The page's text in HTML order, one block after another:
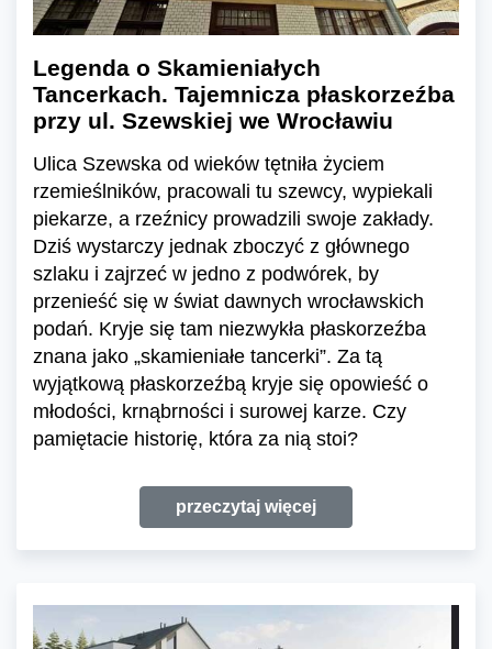
Legenda o Skamieniałych
Tancerkach. Tajemnicza płaskorzeźba
przy ul. Szewskiej we Wrocławiu
Ulica Szewska od wieków tętniła życiem
rzemieślników, pracowali tu szewcy, wypiekali
piekarze, a rzeźnicy prowadzili swoje zakłady.
Dziś wystarczy jednak zboczyć z głównego
szlaku i zajrzeć w jedno z podwórek, by
przenieść się w świat dawnych wrocławskich
podań. Kryje się tam niezwykła płaskorzeźba
znana jako „skamieniałe tancerki”. Za tą
wyjątkową płaskorzeźbą kryje się opowieść o
młodości, krnąbrności i surowej karze. Czy
pamiętacie historię, która za nią stoi?
przeczytaj więcej